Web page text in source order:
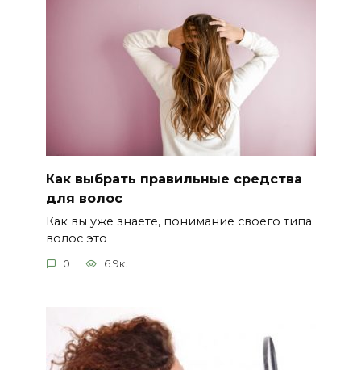
Как выбрать правильные средства
для волос
Как вы уже знаете, понимание своего типа
волос это
0 6.9к.